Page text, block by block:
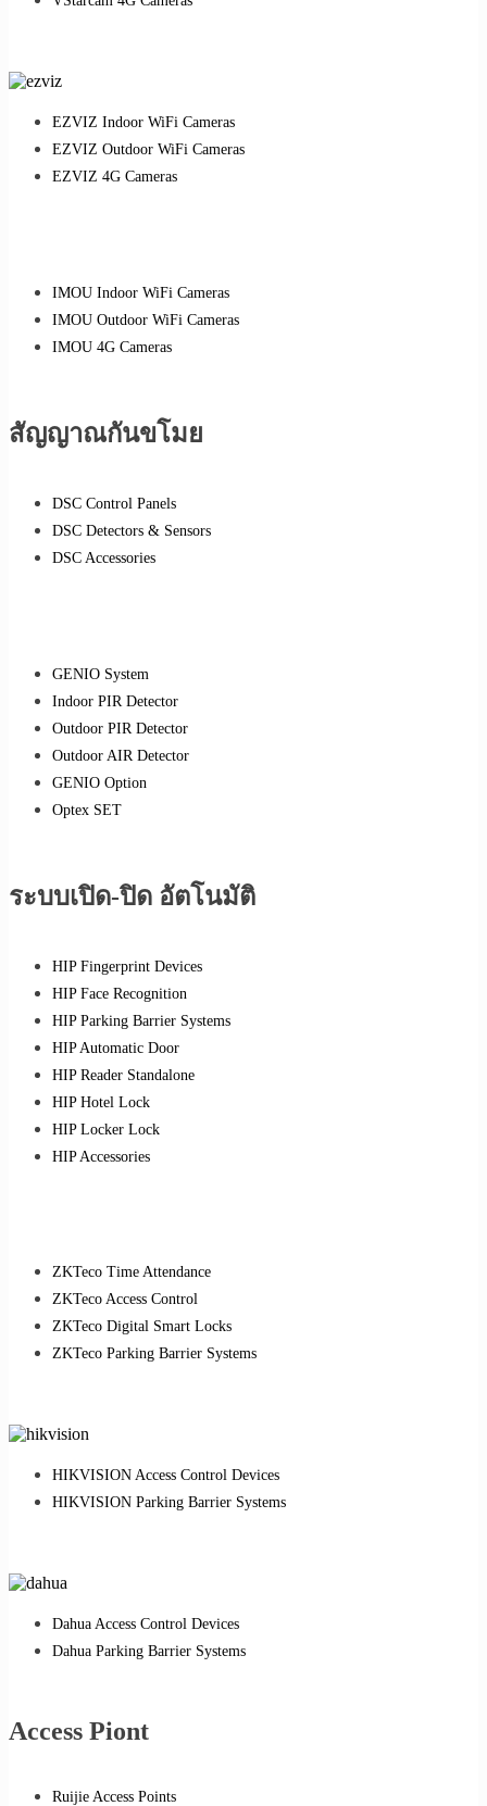
EZVIZ Indoor WiFi Cameras
EZVIZ Outdoor WiFi Cameras
EZVIZ 4G Cameras
IMOU Indoor WiFi Cameras
IMOU Outdoor WiFi Cameras
IMOU 4G Cameras
สัญญาณกันขโมย
DSC Control Panels
DSC Detectors & Sensors
DSC Accessories
GENIO System
Indoor PIR Detector
Outdoor PIR Detector
Outdoor AIR Detector
GENIO Option
Optex SET
ระบบเปิด-ปิด อัตโนมัติ
HIP Fingerprint Devices
HIP Face Recognition
HIP Parking Barrier Systems
HIP Automatic Door
HIP Reader Standalone
HIP Hotel Lock
HIP Locker Lock
HIP Accessories
ZKTeco Time Attendance
ZKTeco Access Control
ZKTeco Digital Smart Locks
ZKTeco Parking Barrier Systems
HIKVISION Access Control Devices
HIKVISION Parking Barrier Systems
Dahua Access Control Devices
Dahua Parking Barrier Systems
Access Piont
Ruijie Access Points